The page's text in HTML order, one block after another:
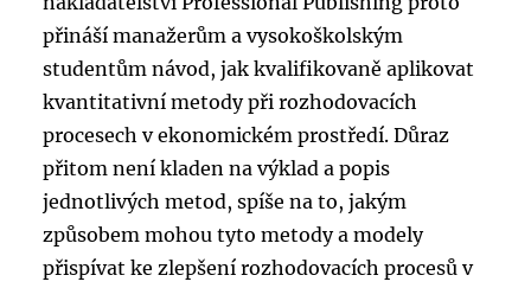
přináší manažerům a vysokoškolským
studentům návod, jak kvalifikovaně aplikovat
kvantitativní metody při rozhodovacích
procesech v ekonomickém prostředí. Důraz
přitom není kladen na výklad a popis
jednotlivých metod, spíše na to, jakým
způsobem mohou tyto metody a modely
přispívat ke zlepšení rozhodovacích procesů v